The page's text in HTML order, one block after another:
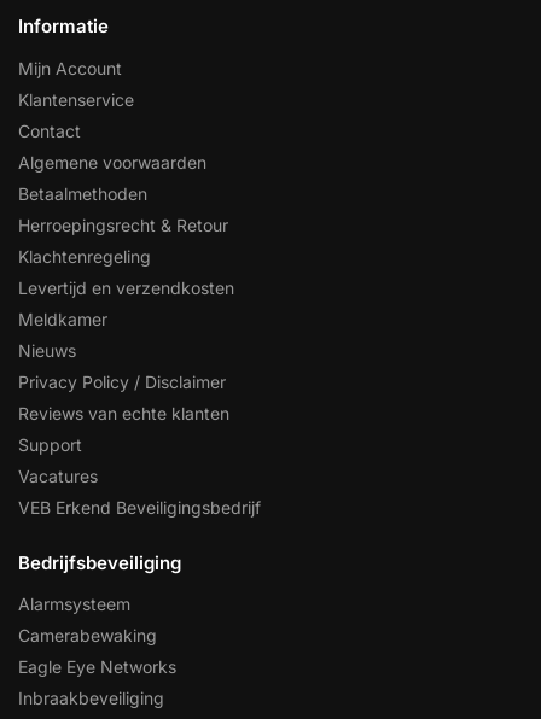
Informatie
Mijn Account
Klantenservice
Contact
Algemene voorwaarden
Betaalmethoden
Herroepingsrecht & Retour
Klachtenregeling
Levertijd en verzendkosten
Meldkamer
Nieuws
Privacy Policy / Disclaimer
Reviews van echte klanten
Support
Vacatures
VEB Erkend Beveiligingsbedrijf
Bedrijfsbeveiliging
Alarmsysteem
Camerabewaking
Eagle Eye Networks
Inbraakbeveiliging